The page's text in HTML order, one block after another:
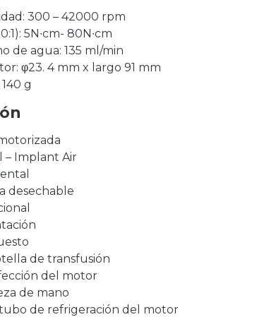
300 – 42000 rpm
5N∙cm- 80N∙cm
de agua: 135 ml/min
φ23. 4 mm x largo 91 mm
g
– Implant Air
desechable
de transfusión
del motor
de mano
de refrigeración del motor